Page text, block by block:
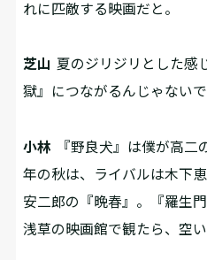
れに匹敵する映画だと。
芝山 夏のジリジリとした感
獄』につながるんじゃないで
小林 『野良犬』は僕が高二
年の秋は、ライバルは木下
安二郎の『晩春』。『羅生
浅草の映画館で観たら、空い